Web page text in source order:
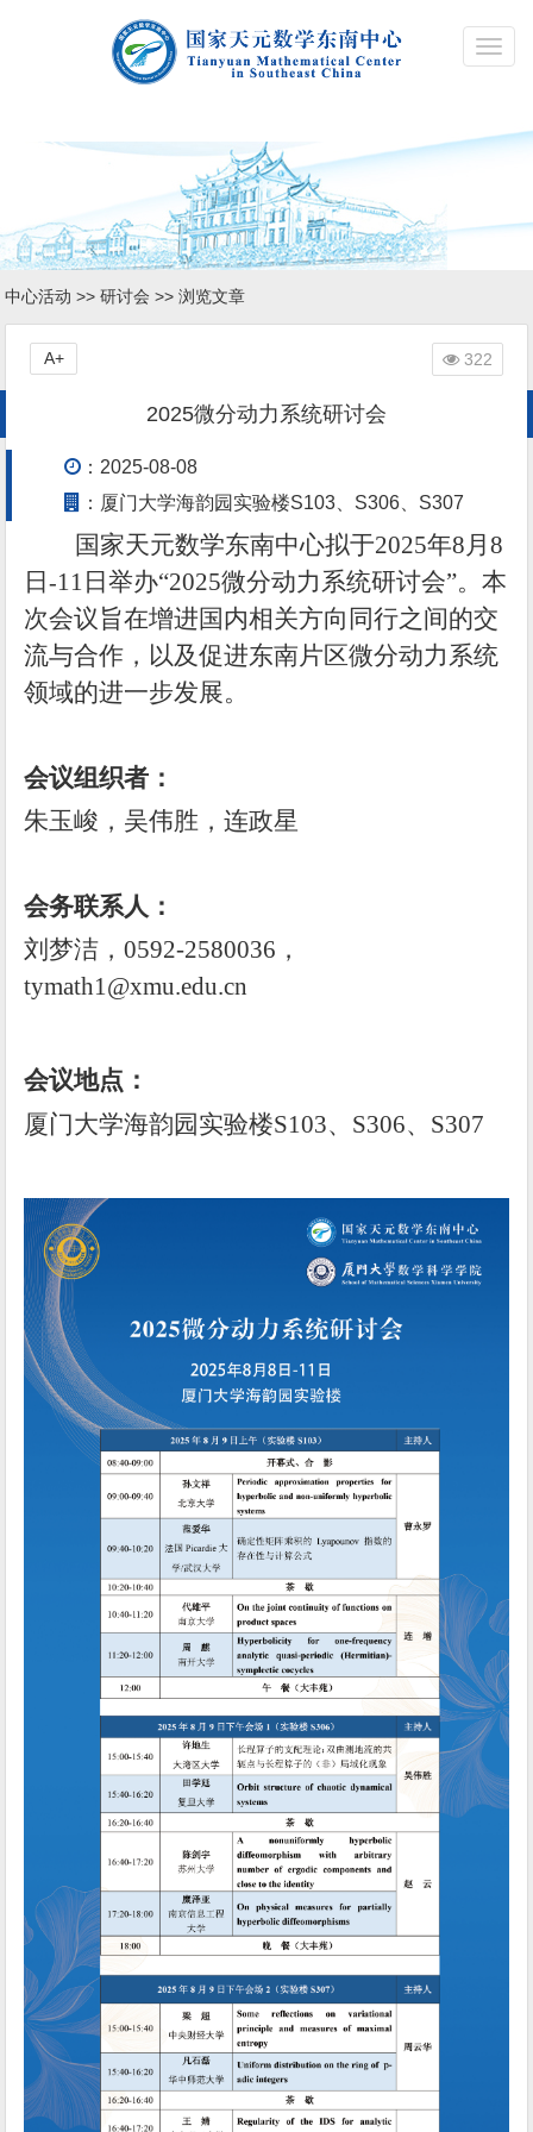
中心活动 >>研讨会 >> 浏览文章
2025微分动力系统研讨会
322
A+
：2025-08-08
：厦门大学海韵园实验楼S103、S306、S307
国家天元数学东南中心拟于2025年8月8
日-11 日举办“2025微分动力系统研讨会”。本
次会议旨在增进国内相关方向同行之间的交
流与合作，以及促进东南片区微分动力系统
领域的进一步发展。
会议组织者：
朱玉峻，吴伟胜，连政星
会务联系人：
刘梦洁 ，0592-2580036 ，
tymath1@xmu.edu.cn
会议地点：
厦门大学海韵园实验楼S103、 S306、 S307